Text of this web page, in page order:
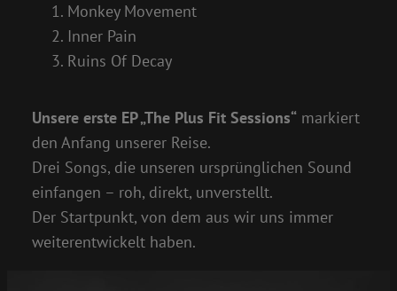
Monkey Movement
Inner Pain
Ruins Of Decay
Unsere erste EP „The Plus Fit Sessions“ markiert
den Anfang unserer Reise.
Drei Songs, die unseren ursprünglichen Sound
einfangen – roh, direkt, unverstellt.
Der Startpunkt, von dem aus wir uns immer
weiterentwickelt haben.